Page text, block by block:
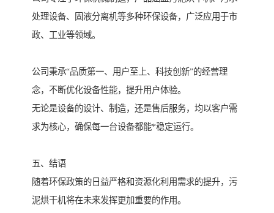
处理设备、固液分离机等多种环保设备，广泛应用于市
政、工业等领域。
公司秉承“品质第一、用户至上、科技创新”的经营理
念，不断优化设备性能，提升用户体验。
无论是设备的设计、制造，还是售后服务，均以客户需
求为核心，确保每一台设备都能*稳定运行。
五、结语
随着环保政策的日益严格和资源化利用需求的提升，污
泥烘干机将在未来发挥更加重要的作用。